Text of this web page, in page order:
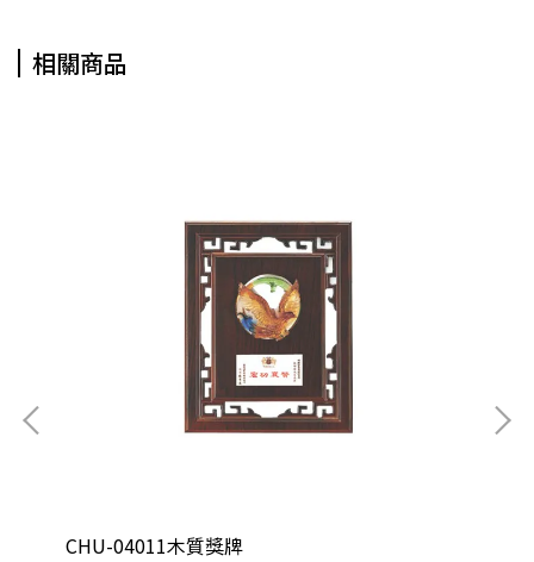
相關商品
CHU-04011木質獎牌